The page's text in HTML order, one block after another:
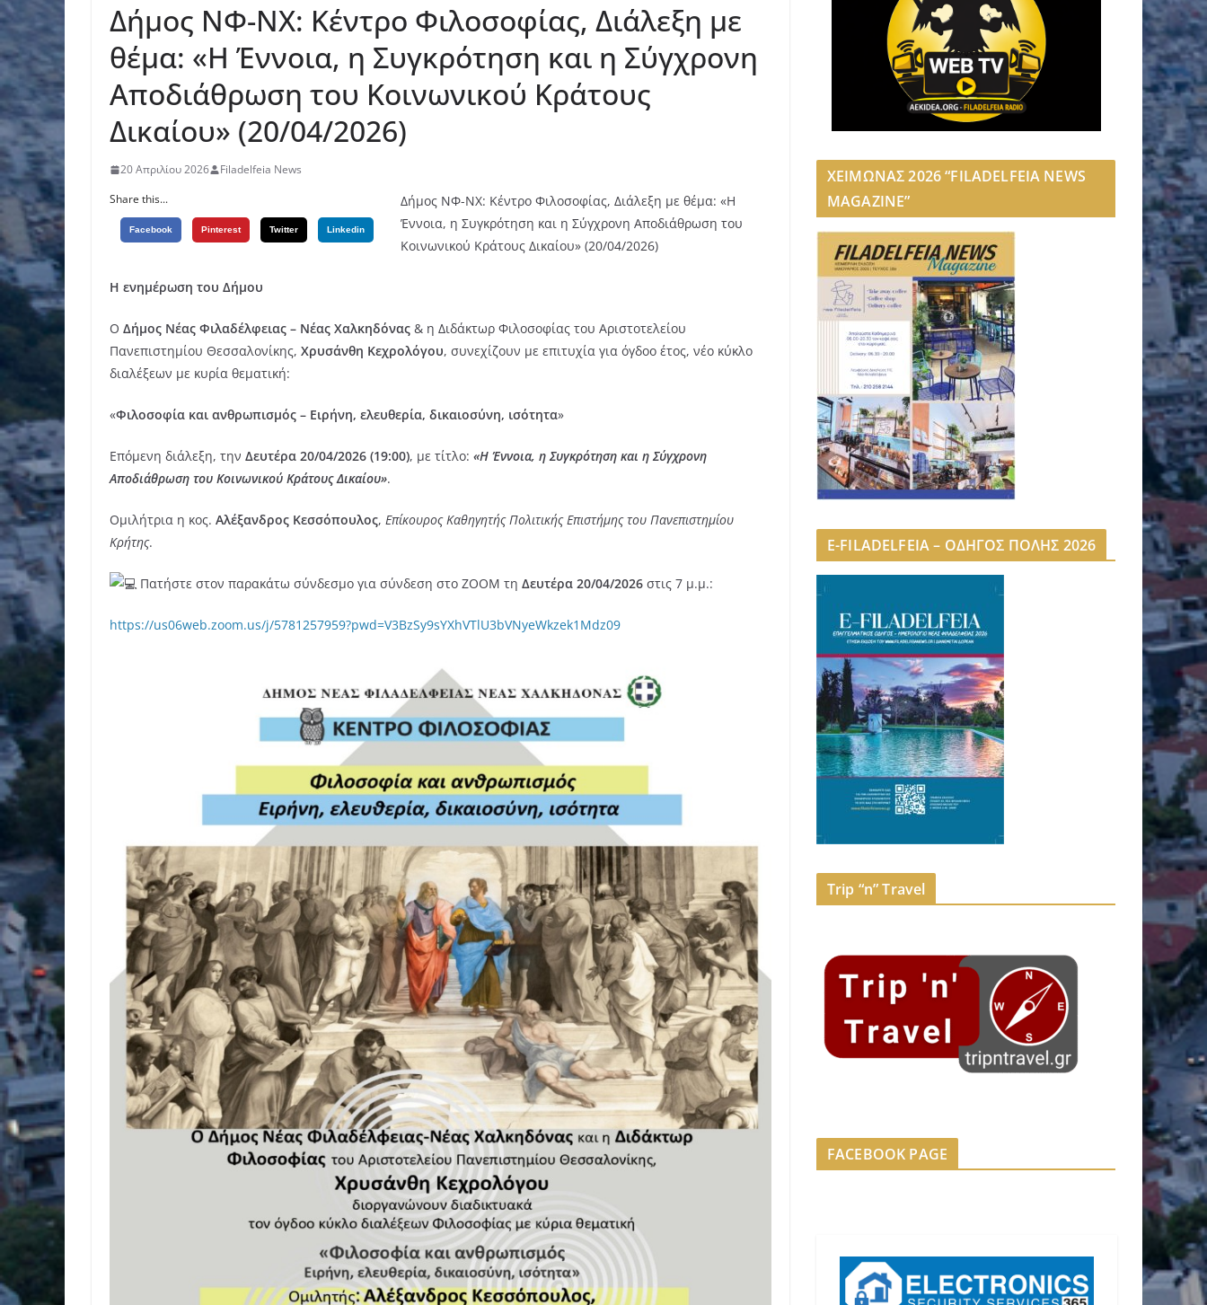
Δήμος ΝΦ-ΝΧ: Κέντρο Φιλοσοφίας, Διάλεξη με
θέμα: «Η Έννοια, η Συγκρότηση και η Σύγχρονη
Αποδιάθρωση του Κοινωνικού Κράτους
Δικαίου» (20/04/2026)
20 Απριλίου 2026
Filadelfeia News
Share this...
Facebook Pinterest Twitter Linkedin
Δήμος ΝΦ-ΝΧ: Κέντρο Φιλοσοφίας, Διάλεξη με θέμα: «Η
Έννοια, η Συγκρότηση και η Σύγχρονη Αποδιάθρωση του
Κοινωνικού Κράτους Δικαίου» (20/04/2026)
Η ενημέρωση του Δήμου
Ο Δήμος Νέας Φιλαδέλφειας – Νέας Χαλκηδόνας & η Διδάκτωρ Φιλοσοφίας του Αριστοτελείου
Πανεπιστημίου Θεσσαλονίκης, Χρυσάνθη Κεχρολόγου, συνεχίζουν με επιτυχία για όγδοο έτος, νέο κύκλο
διαλέξεων με κυρία θεματική:
«Φιλοσοφία και ανθρωπισμός – Ειρήνη, ελευθερία, δικαιοσύνη, ισότητα»
Eπόμενη διάλεξη, την Δευτέρα 20/04/2026 (19:00), με τίτλο: «Η Έννοια, η Συγκρότηση και η Σύγχρονη
Αποδιάθρωση του Κοινωνικού Κράτους Δικαίου».
Ομιλήτρια η κος. Αλέξανδρος Κεσσόπουλος, Επίκουρος Καθηγητής Πολιτικής Επιστήμης του Πανεπιστημίου
Κρήτης.
Πατήστε στον παρακάτω σύνδεσμο για σύνδεση στο ZOOM τη Δευτέρα 20/04/2026 στις 7 μ.μ.:
https://us06web.zoom.us/j/5781257959?pwd=V3BzSy9sYXhVTlU3bVNyeWkzek1Mdz09
ΧΕΙΜΩΝΑΣ 2026 “FILADELFEIA NEWS
MAGAZINE”
E-FILADELFEIA – ΟΔΗΓΟΣ ΠΟΛΗΣ 2026
Trip “n” Travel
FACEBOOK PAGE